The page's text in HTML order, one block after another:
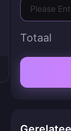
Totaal